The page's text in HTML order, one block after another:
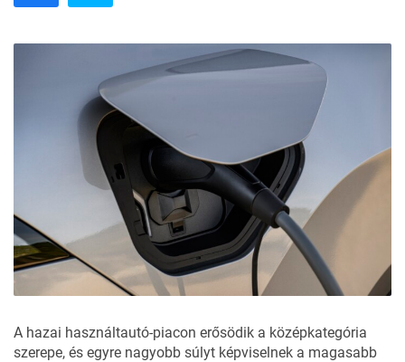
A hazai használtautó-piacon erősödik a középkategória
szerepe, és egyre nagyobb súlyt képviselnek a magasabb